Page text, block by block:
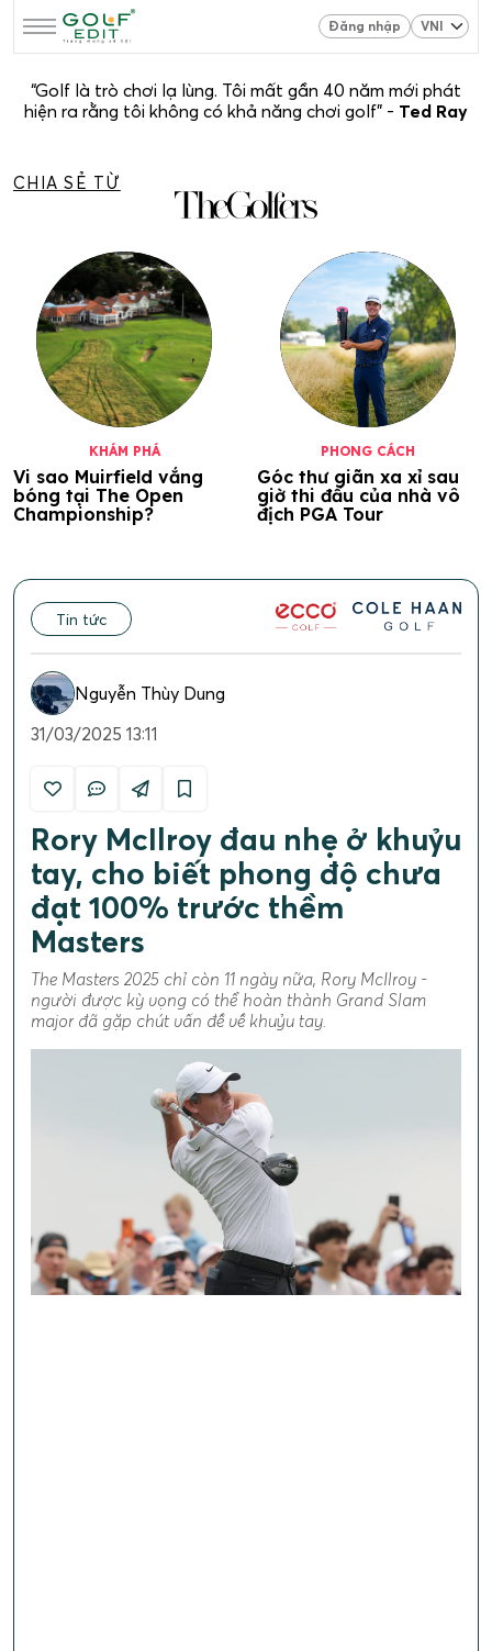
Đăng nhập
“Golf là trò chơi lạ lùng. Tôi mất gần 40 năm mới phát
hiện ra rằng tôi không có khả năng chơi golf” - Ted Ray
CHIA SẺ TỪ
KHÁM PHÁ
Vi sao Muirfield vắng
bóng tại The Open
Championship?
PHONG CÁCH
Góc thư giãn xa xỉ sau
giờ thi đấu của nhà vô
địch PGA Tour
Tin tức
Nguyễn Thùy Dung
31/03/2025 13:11
Rory McIlroy đau nhẹ ở khuỷu
tay, cho biết phong độ chưa
đạt 100% trước thềm
Masters
The Masters 2025 chỉ còn 11 ngày nữa, Rory McIlroy -
người được kỳ vọng có thể hoàn thành Grand Slam
major đã gặp chút vấn đề về khuỷu tay.